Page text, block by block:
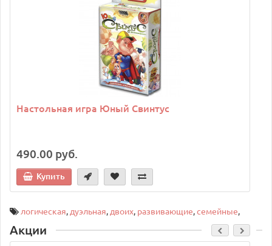
Настольная игра Юный Свинтус
490.00 руб.
Купить
логическая, дуэльная, двоих, развивающие,семейные,
Акции